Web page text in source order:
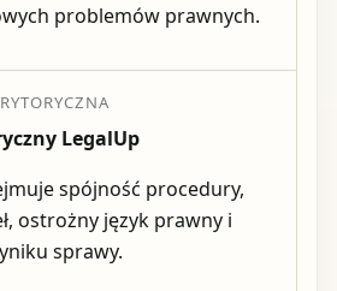
problemów prawnych.
LegalUp
spójność procedury,
ostrożny język prawny i
sprawy.